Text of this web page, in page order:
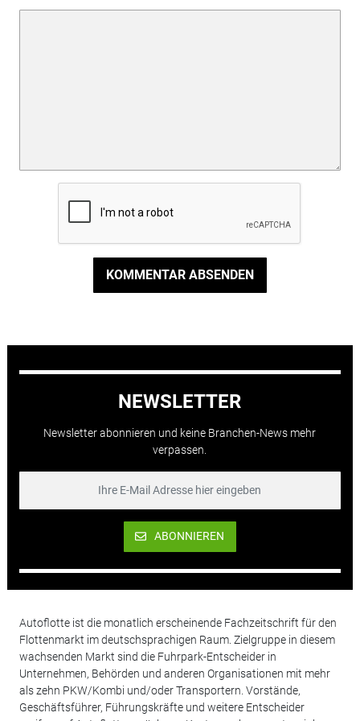
KOMMENTAR ABSENDEN
NEWSLETTER
Newsletter abonnieren und keine Branchen-News mehr
verpassen.
ABONNIEREN
Autoflotte ist die monatlich erscheinende Fachzeitschrift für den
Flottenmarkt im deutschsprachigen Raum. Zielgruppe in diesem
wachsenden Markt sind die Fuhrpark-Entscheider in
Unternehmen, Behörden und anderen Organisationen mit mehr
als zehn PKW/Kombi und/oder Transportern. Vorstände,
Geschäftsführer, Führungskräfte und weitere Entscheider